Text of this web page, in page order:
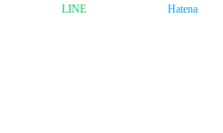
LINE Hatena